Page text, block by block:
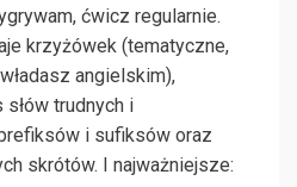
ćwicz regularnie.
krzyżówek (tematyczne,
angielskim),
słów trudnych i
i sufiksów oraz
skrótów. I najważniejsze: